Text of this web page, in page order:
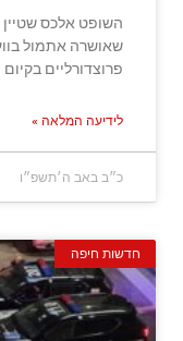
השופט אלכס
שאושרה אתמול
פרוצדורליים
לידיעה המלאה »
כ״ב באב ה׳תשפ״ו
חדשות חיפה